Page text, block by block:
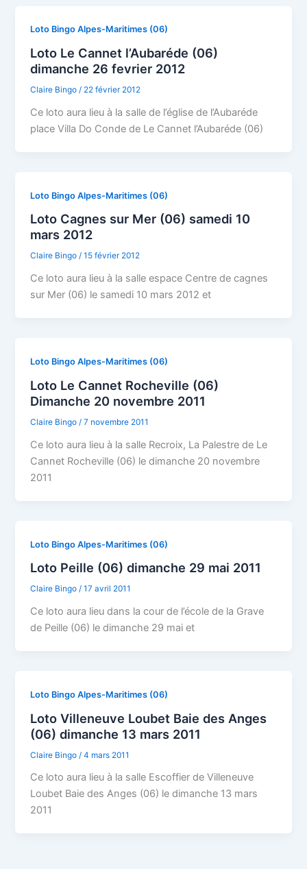
Loto Bingo Alpes-Maritimes (06)
Loto Le Cannet l’Aubaréde (06)
dimanche 26 fevrier 2012
Claire Bingo/ 22 février 2012
Ce loto aura lieu à la salle de l’église de l’Aubaréde
place Villa Do Conde de Le Cannet l’Aubaréde (06)
Loto Bingo Alpes-Maritimes (06)
Loto Cagnes sur Mer (06) samedi 10
mars 2012
Claire Bingo/15 février 2012
Ce loto aura lieu à la salle espace Centre de cagnes
sur Mer (06) le samedi 10 mars 2012 et
Loto Bingo Alpes-Maritimes (06)
Loto Le Cannet Rocheville (06)
Dimanche 20 novembre 2011
Claire Bingo /7 novembre 2011
Ce loto aura lieu à la salle Recroix, La Palestre de Le
Cannet Rocheville (06) le dimanche 20 novembre
2011
Loto Bingo Alpes-Maritimes (06)
Loto Peille (06) dimanche 29 mai 2011
Claire Bingo/17 avril 2011
Ce loto aura lieu dans la cour de l’école de la Grave
de Peille (06) le dimanche 29 mai et
Loto Bingo Alpes-Maritimes (06)
Loto Villeneuve Loubet Baie des Anges
(06) dimanche 13 mars 2011
Claire Bingo /4 mars 2011
Ce loto aura lieu à la salle Escoffier de Villeneuve
Loubet Baie des Anges (06) le dimanche 13 mars
2011